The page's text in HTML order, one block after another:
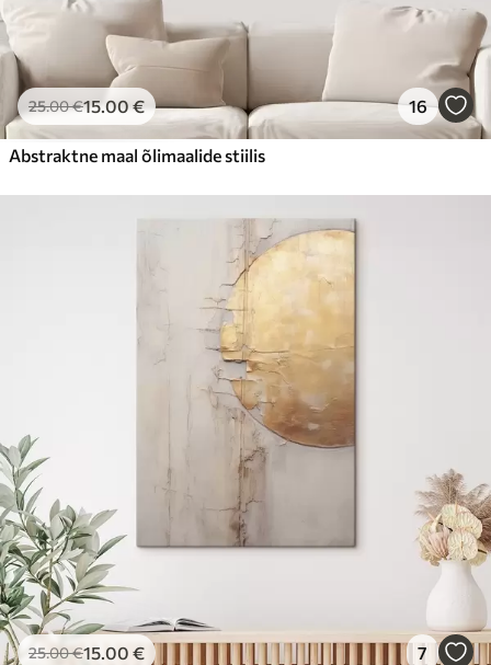
25.00€15.00€ 16
Abstraktne maal õlimaalide stiilis
25.00€15.00 € 7